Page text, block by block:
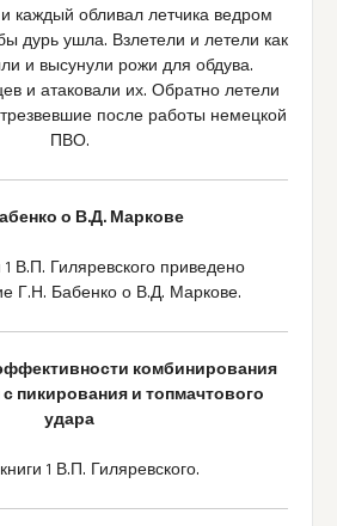
каждый обливал летчика ведром
дурь ушла. Взлетели и летели как
и высунули рожи для обдува.
и атаковали их. Обратно летели
после работы немецкой
ПВО.
о В.Д. Маркове
1 В.П. Гиляревского приведено
Г.Н. Бабенко о В.Д. Маркове.
комбинирования
пикирования и топмачтового
удара
1 В.П. Гиляревского.